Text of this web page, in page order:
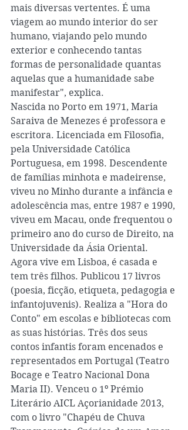
mais diversas vertentes. É uma
viagem ao mundo interior do ser
humano, viajando pelo mundo
exterior e conhecendo tantas
formas de personalidade quantas
aquelas que a humanidade sabe
manifestar", explica.
Nascida no Porto em 1971, Maria
Saraiva de Menezes é professora e
escritora. Licenciada em Filosofia,
pela Universidade Católica
Portuguesa, em 1998. Descendente
de famílias minhota e madeirense,
viveu no Minho durante a infância e
adolescência mas, entre 1987 e 1990,
viveu em Macau, onde frequentou o
primeiro ano do curso de Direito, na
Universidade da Ásia Oriental.
Agora vive em Lisboa, é casada e
tem três filhos. Publicou 17 livros
(poesia, ficção, etiqueta, pedagogia e
infantojuvenis). Realiza a "Hora do
Conto" em escolas e bibliotecas com
as suas histórias. Três dos seus
contos infantis foram encenados e
representados em Portugal (Teatro
Bocage e Teatro Nacional Dona
Maria II). Venceu o 1º Prémio
Literário AICL Açorianidade 2013,
com o livro "Chapéu de Chuva